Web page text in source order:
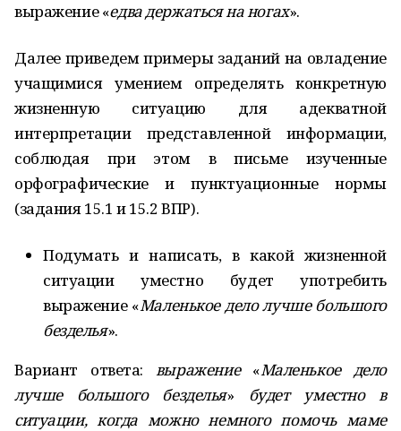
выражение «едва держаться на ногах».
Далее приведем примеры заданий на овладение
учащимися умением определять конкретную
жизненную ситуацию для адекватной
интерпретации представленной информации,
соблюдая при этом в письме изученные
орфографические и пунктуационные нормы
(задания 15.1 и 15.2 ВПР).
Подумать и написать, в какой жизненной
ситуации уместно будет употребить
выражение «Маленькое дело лучше большого
безделья».
Вариант ответа: выражение«Маленькое дело
лучше большого безделья» будет уместно в
ситуации, когда можно немного помочь маме